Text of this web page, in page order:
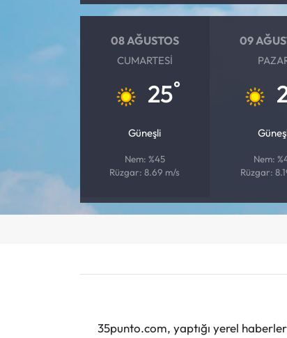
08 AĞUSTOS
CUMARTESI
25°
Güneşli
Nem: %45
Rüzgar: 8.69 m/s
09
Nem:
Rüzgar:
35punto.com, yaptığı yerel